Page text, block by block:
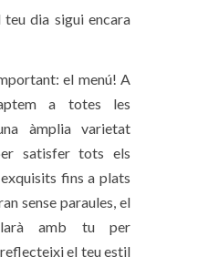
dia sigui encara
el menú! A
a totes les
àmplia varietat
satisfer tots els
fins a plats
sense paraules, el
amb tu per
el teu estil